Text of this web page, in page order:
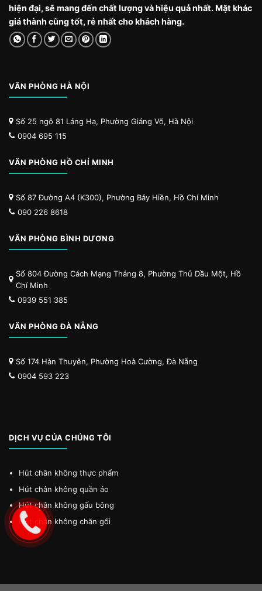
hiện đại, sẽ mang đến chất lượng và hiệu quả nhất. Mặt khác
giá thành cũng tốt, rẻ nhất cho khách hàng.
VĂN PHÒNG HÀ NỘI
Số 25 ngõ 81 Láng Hạ, Phường Giảng Võ, Hà Nội
0904 695 115
VĂN PHÒNG HỒ CHÍ MINH
Số 87 Đường A4 (K300), Phường Bảy Hiền, Hồ Chí Minh
090 226 8618
VĂN PHÒNG BÌNH DƯƠNG
Số 804 Đường Cách Mạng Tháng 8, Phường Thủ Dầu Một, Hồ
Chí Minh
0939 551 385
VĂN PHÒNG ĐÀ NẴNG
Số 174 Hàn Thuyên, Phường Hoà Cường, Đà Nẵng
0904 593 223
DỊCH VỤ CỦA CHÚNG TÔI
Hút chân không thực phẩm
Hút chân không quần áo
Hút chân không gấu bông
Hút chân không chăn gối